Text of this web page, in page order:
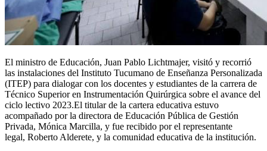
El ministro de Educación, Juan Pablo Lichtmajer, visitó y recorrió
las instalaciones del Instituto Tucumano de Enseñanza Personalizada
(ITEP) para dialogar con los docentes y estudiantes de la carrera de
Técnico Superior en Instrumentación Quirúrgica sobre el avance del
ciclo lectivo 2023.El titular de la cartera educativa estuvo
acompañado por la directora de Educación Pública de Gestión
Privada, Mónica Marcilla, y fue recibido por el representante
legal, Roberto Alderete, y la comunidad educativa de la institución.